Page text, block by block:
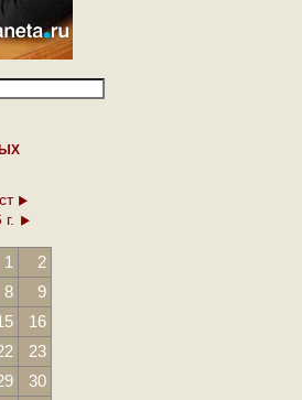
1
2
8
9
16
23
30